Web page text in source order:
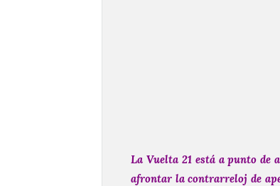
La Vuelta 21 está a punto de
afrontar la contrarreloj de